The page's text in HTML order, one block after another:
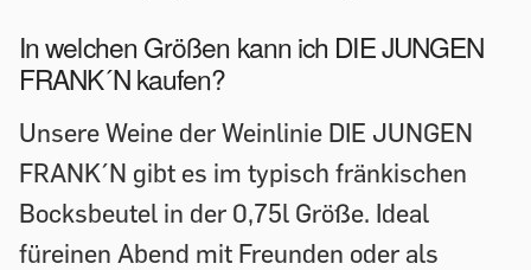
In welchen Größen kann ich DIE JUNGEN
FRANK´N kaufen?
Unsere Weine der Weinlinie DIE JUNGEN
FRANK´N gibt es im typisch fränkischen
Bocksbeutel in der 0,75l Größe. Ideal
füreinen Abend mit Freunden oder als